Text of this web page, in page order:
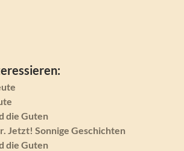
die Guten
Jetzt! Sonnige Geschichten
die Guten